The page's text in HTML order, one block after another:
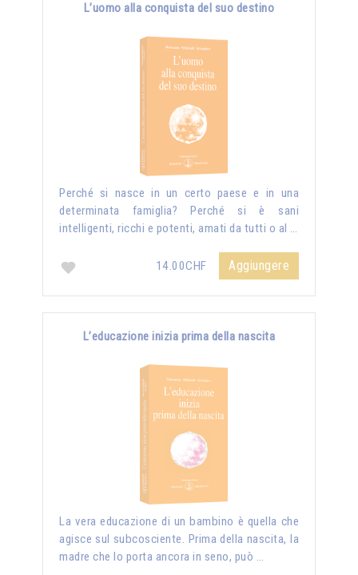
L’uomo alla conquista del suo destino
Perché si nasce in un certo paese e in una
determinata famiglia? Perché si è sani
intelligenti, ricchi e potenti, amati da tutti o al …
14.00CHF Aggiungere
L’educazione inizia prima della nascita
La vera educazione di un bambino è quella che
agisce sul subcosciente. Prima della nascita, la
madre che lo porta ancora in seno, può …